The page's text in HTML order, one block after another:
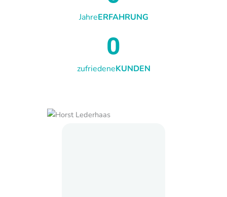
JahreERFAHRUNG
zufriedeneKUNDEN
0